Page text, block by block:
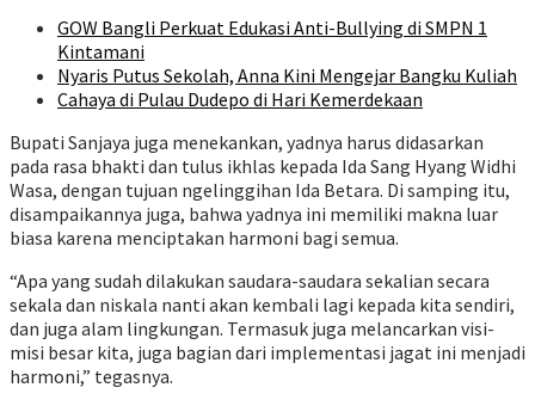
GOW Bangli Perkuat Edukasi Anti-Bullying di SMPN 1
Kintamani
Nyaris Putus Sekolah, Anna Kini Mengejar Bangku Kuliah
Cahaya di Pulau Dudepo di Hari Kemerdekaan
Bupati Sanjaya juga menekankan, yadnya harus didasarkan
pada rasa bhakti dan tulus ikhlas kepada Ida Sang Hyang Widhi
Wasa, dengan tujuan ngelinggihan Ida Betara. Di samping itu,
disampaikannya juga, bahwa yadnya ini memiliki makna luar
biasa karena menciptakan harmoni bagi semua.
“Apa yang sudah dilakukan saudara-saudara sekalian secara
sekala dan niskala nanti akan kembali lagi kepada kita sendiri,
dan juga alam lingkungan. Termasuk juga melancarkan visi-
misi besar kita, juga bagian dari implementasi jagat ini menjadi
harmoni,” tegasnya.